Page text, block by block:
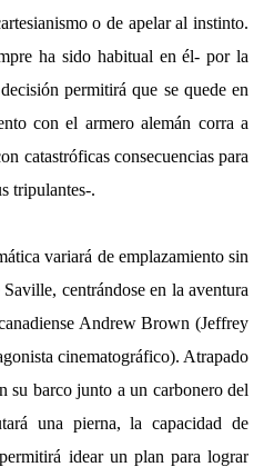
o de apelar al instinto.
ha sido habitual en él- por la
permitirá que se quede en
con el armero alemán corra a
catastróficas consecuencias para
tripulantes-.
variará de emplazamiento sin
centrándose en la aventura
Andrew Brown (Jeffrey
cinematográfico). Atrapado
su barco junto a un carbonero del
una pierna, la capacidad de
idear un plan para lograr